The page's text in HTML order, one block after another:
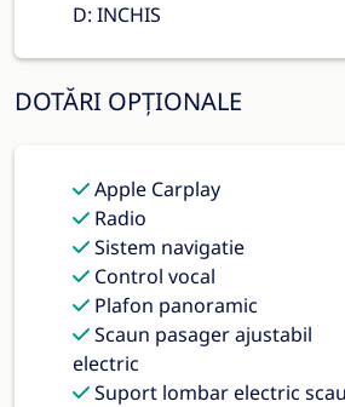
D: INCHIS
DOTĂRI OPȚIONALE
Apple Carplay
Radio
Sistem navigatie
Control vocal
Plafon panoramic
Scaun pasager ajustabil
electric
Suport lombar electric